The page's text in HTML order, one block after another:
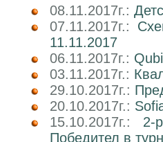
08.11.2017г.:
07.11.2017г.:
11.11.2017
06.11.2017г.:
03.11.2017г.:
29.10.2017г.:
20.10.2017г.:
15.10.2017г.: 2-
Победител в